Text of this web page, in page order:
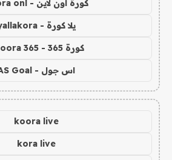
كورة اون لاين - koora onl
يلا كورة - yallakora
كورة 365 - kooora 365
اس جول - AS Goal
koora live
kora live